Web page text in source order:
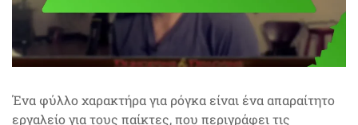
Ένα φύλλο χαρακτήρα για ρόγκα είναι ένα απαραίτητο
εργαλείο για τους παίκτες, που περιγράφει τις